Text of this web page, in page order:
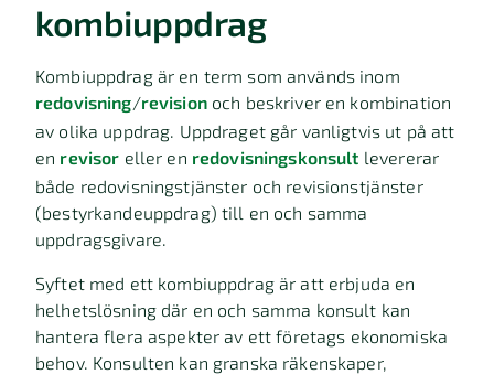
kombiuppdrag
Kombiuppdrag är en term som används inom
redovisning/revisionoch beskriver en kombination
av olika uppdrag. Uppdraget går vanligtvis ut på att
en revisor eller en redovisningskonsult levererar
både redovisningstjänster och revisionstjänster
(bestyrkandeuppdrag) till en och samma
uppdragsgivare.
Syftet med ett kombiuppdrag är att erbjuda en
helhetslösning där en och samma konsult kan
hantera flera aspekter av ett företags ekonomiska
behov. Konsulten kan granska räkenskaper,